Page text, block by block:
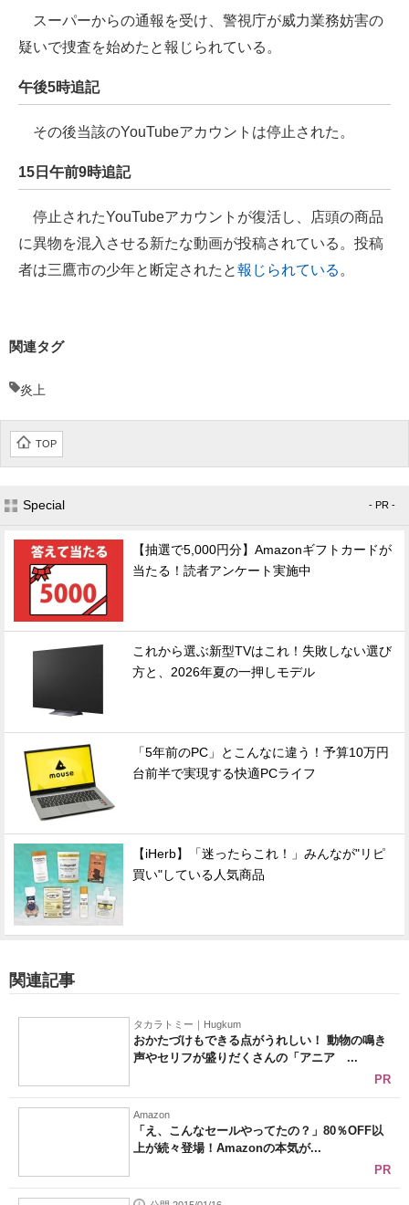
スーパーからの通報を受け、警視庁が威力業務妨害の
疑いで捜査を始めたと報じられている。
午後5時追記
その後当該のYouTubeアカウントは停止された。
15日午前9時追記
停止されたYouTubeアカウントが復活し、店頭の商品
に異物を混入させる新たな動画が投稿されている。投稿
者は三鷹市の少年と断定されたと報じられている 。
関連タグ
炎上
TOP
Special - PR -
【抽選で5,000円分】Amazonギフトカードが
当たる！読者アンケート実施中
これから選ぶ新型TVはこれ！失敗しない選び
方と、2026年夏の一押しモデル
「5年前のPC」とこんなに違う！予算10万円
台前半で実現する快適PCライフ
【iHerb】「迷ったらこれ！」みんなが"リピ
買い"している人気商品
関連記事
タカラトミー｜Hugkum
おかたづけもできる点がうれしい！ 動物の鳴き
声やセリフが盛りだくさんの「アニア ...
PR
Amazon
「え、こんなセールやってたの？」80％OFF以
上が続々登場！Amazonの本気が...
PR